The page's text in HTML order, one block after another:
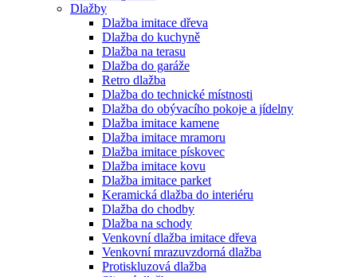
Dlažby
Dlažba imitace dřeva
Dlažba do kuchyně
Dlažba na terasu
Dlažba do garáže
Retro dlažba
Dlažba do technické místnosti
Dlažba do obývacího pokoje a jídelny
Dlažba imitace kamene
Dlažba imitace mramoru
Dlažba imitace pískovec
Dlažba imitace kovu
Dlažba imitace parket
Keramická dlažba do interiéru
Dlažba do chodby
Dlažba na schody
Venkovní dlažba imitace dřeva
Venkovní mrazuvzdorná dlažba
Protiskluzová dlažba